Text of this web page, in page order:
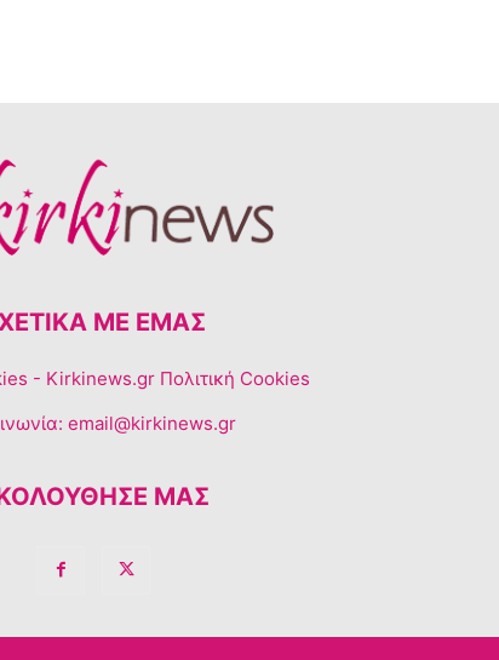
ΜΕ ΕΜΆΣ
- Kirkinews.gr Πολιτική Cookies
email@kirkinews.gr
ΜΑΣ